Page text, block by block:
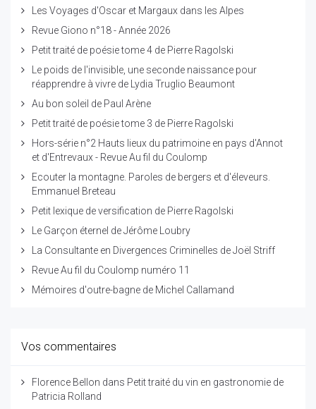
Les Voyages d'Oscar et Margaux dans les Alpes
Revue Giono n°18 - Année 2026
Petit traité de poésie tome 4 de Pierre Ragolski
Le poids de l'invisible, une seconde naissance pour
réapprendre à vivre de Lydia Truglio Beaumont
Au bon soleil de Paul Arène
Petit traité de poésie tome 3 de Pierre Ragolski
Hors-série n°2 Hauts lieux du patrimoine en pays d'Annot
et d'Entrevaux - Revue Au fil du Coulomp
Ecouter la montagne. Paroles de bergers et d'éleveurs.
Emmanuel Breteau
Petit lexique de versification de Pierre Ragolski
Le Garçon éternel de Jérôme Loubry
La Consultante en Divergences Criminelles de Joël Striff
Revue Au fil du Coulomp numéro 11
Mémoires d'outre-bagne de Michel Callamand
Vos commentaires
Florence Bellon dans Petit traité du vin en gastronomie de
Patricia Rolland